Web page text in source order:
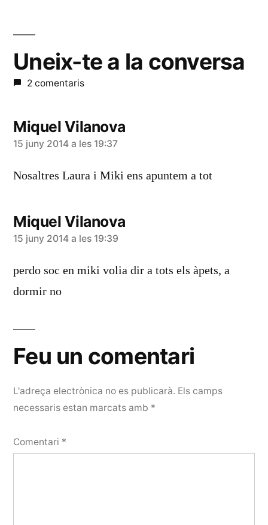
Uneix-te a la conversa
2 comentaris
Miquel Vilanova
diu:
15 juny 2014 a les 19:37
Nosaltres Laura i Miki ens apuntem a tot
Miquel Vilanova
diu:
15 juny 2014 a les 19:39
perdo soc en miki volia dir a tots els àpets, a
dormir no
Feu un comentari
L'adreça electrònica no es publicarà. Els camps
necessaris estan marcats amb *
Comentari *